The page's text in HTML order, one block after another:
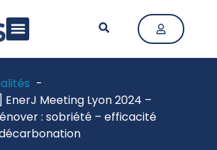
EnerJ Meeting Lyon 2024 –
: sobriété – efficacité